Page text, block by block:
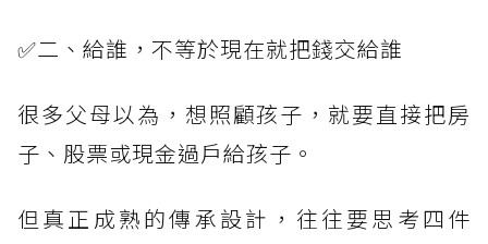
✅二、給誰，不等於現在就把錢交給誰
很多父母以為，想照顧孩子，就要直接把房
子、股票或現金過戶給孩子。
但真正成熟的傳承設計，往往要思考四件